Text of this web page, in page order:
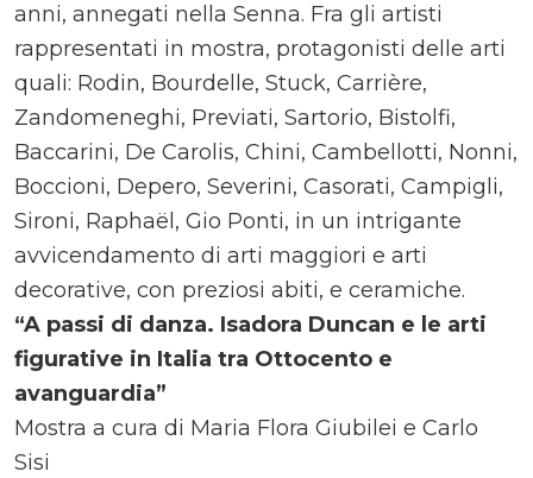
anni, annegati nella Senna. Fra gli artisti
rappresentati in mostra, protagonisti delle arti
quali: Rodin, Bourdelle, Stuck, Carrière,
Zandomeneghi, Previati, Sartorio, Bistolfi,
Baccarini, De Carolis, Chini, Cambellotti, Nonni,
Boccioni, Depero, Severini, Casorati, Campigli,
Sironi, Raphaël, Gio Ponti, in un intrigante
avvicendamento di arti maggiori e arti
decorative, con preziosi abiti, e ceramiche.
“A passi di danza. Isadora Duncan e le arti
figurative in Italia tra Ottocento e
avanguardia”
Mostra a cura di Maria Flora Giubilei e Carlo
Sisi